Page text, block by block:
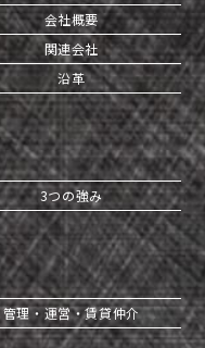
会社概要
関連会社
沿革
3つの強み
管理・運営・賃貸仲介